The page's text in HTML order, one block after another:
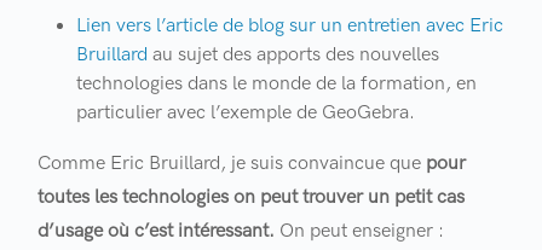
Lien vers l’article de blog sur un entretien avec Eric
Bruillard au sujet des apports des nouvelles
technologies dans le monde de la formation, en
particulier avec l’exemple de GeoGebra.
Comme Eric Bruillard, je suis convaincue que pour
toutes les technologies on peut trouver un petit cas
d’usage où c’est intéressant. On peut enseigner :